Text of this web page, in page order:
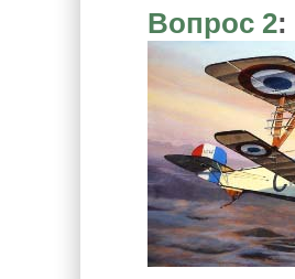
Вопрос 2: